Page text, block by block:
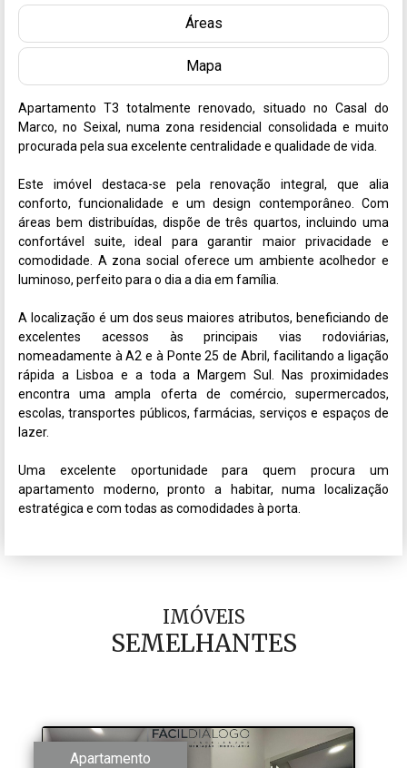
Áreas
Mapa
Apartamento T3 totalmente renovado, situado no Casal do
Marco, no Seixal, numa zona residencial consolidada e muito
procurada pela sua excelente centralidade e qualidade de vida.
Este imóvel destaca-se pela renovação integral, que alia
conforto, funcionalidade e um design contemporâneo. Com
áreas bem distribuídas, dispõe de três quartos, incluindo uma
confortável suite, ideal para garantir maior privacidade e
comodidade. A zona social oferece um ambiente acolhedor e
luminoso, perfeito para o dia a dia em família.
A localização é um dos seus maiores atributos, beneficiando de
excelentes acessos às principais vias rodoviárias,
nomeadamente à A2 e à Ponte 25 de Abril, facilitando a ligação
rápida a Lisboa e a toda a Margem Sul. Nas proximidades
encontra uma ampla oferta de comércio, supermercados,
escolas, transportes públicos, farmácias, serviços e espaços de
lazer.
Uma excelente oportunidade para quem procura um
apartamento moderno, pronto a habitar, numa localização
IMÓVEIS
SEMELHANTES
Apartamento